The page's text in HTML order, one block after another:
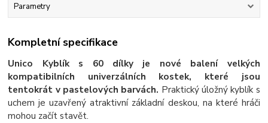
Parametry
Kompletní specifikace
Unico Kyblík s 60 dílky je nové balení velkých
kompatibilních univerzálních kostek, které jsou
tentokrát v pastelových barvách. Praktický úložný kyblík s
uchem je uzavřený atraktivní základní deskou, na které hráči
mohou začít stavět.